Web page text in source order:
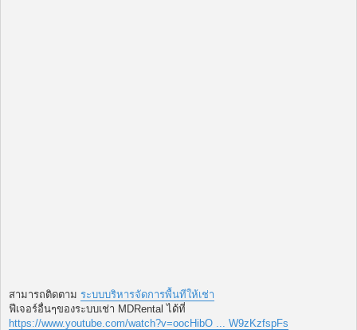
สามารถติดตาม ระบบบริหารจัดการพื้นทีให้เช่า
ฟีเจอร์อื่นๆของระบบเช่า MDRental ได้ที่
https://www.youtube.com/watch?v=oocHibO ... W9zKzfspFs